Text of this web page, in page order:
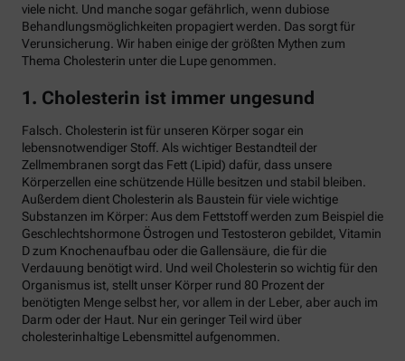
viele nicht. Und manche sogar gefährlich, wenn dubiose
Behandlungsmöglichkeiten propagiert werden. Das sorgt für
Verunsicherung. Wir haben einige der größten Mythen zum
Thema Cholesterin unter die Lupe genommen.
1. Cholesterin ist immer ungesund
Falsch. Cholesterin ist für unseren Körper sogar ein
lebensnotwendiger Stoff. Als wichtiger Bestandteil der
Zellmembranen sorgt das Fett (Lipid) dafür, dass unsere
Körperzellen eine schützende Hülle besitzen und stabil bleiben.
Außerdem dient Cholesterin als Baustein für viele wichtige
Substanzen im Körper: Aus dem Fettstoff werden zum Beispiel die
Geschlechtshormone Östrogen und Testosteron gebildet, Vitamin
D zum Knochenaufbau oder die Gallensäure, die für die
Verdauung benötigt wird. Und weil Cholesterin so wichtig für den
Organismus ist, stellt unser Körper rund 80 Prozent der
benötigten Menge selbst her, vor allem in der Leber, aber auch im
Darm oder der Haut. Nur ein geringer Teil wird über
cholesterinhaltige Lebensmittel aufgenommen.